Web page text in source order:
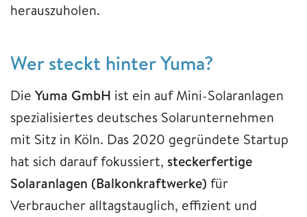
herauszuholen.
Wer steckt hinter Yuma?
Die Yuma GmbH ist ein auf Mini-Solaranlagen
spezialisiertes deutsches Solarunternehmen
mit Sitz in Köln. Das 2020 gegründete Startup
hat sich darauf fokussiert, steckerfertige
Solaranlagen (Balkonkraftwerke) für
Verbraucher alltagstauglich, effizient und